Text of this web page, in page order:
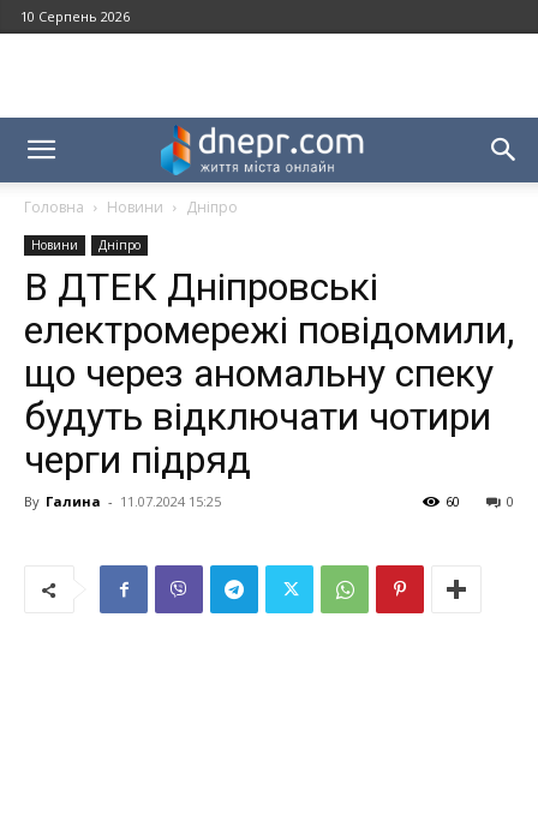
10 Серпень 2026
Головна Новини Дніпро
Новини Дніпро
В ДТЕК Дніпровські
електромережі повідомили,
що через аномальну спеку
будуть відключати чотири
черги підряд
By Галина - 11.07.2024 15:25 0
60